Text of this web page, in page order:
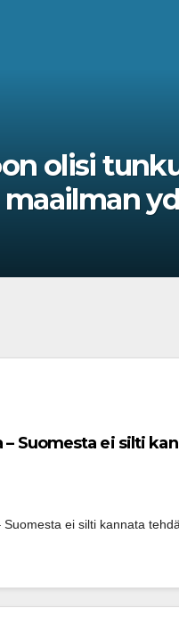
olisi
Suomesta ei silti
ei silti kannata